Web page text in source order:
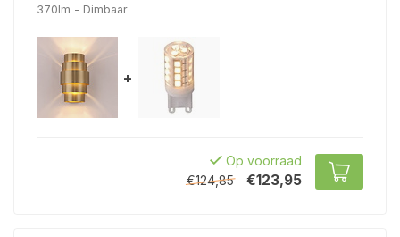
370lm - Dimbaar
+
Op voorraad
€124,85
€123,95